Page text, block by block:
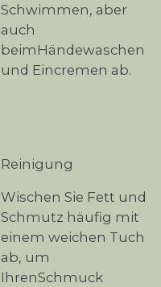
Schwimmen, aber
auch
beimHändewaschen
und Eincremen ab.
Reinigung
Wischen Sie Fett und
Schmutz häufig mit
einem weichen Tuch
ab, um
IhrenSchmuck